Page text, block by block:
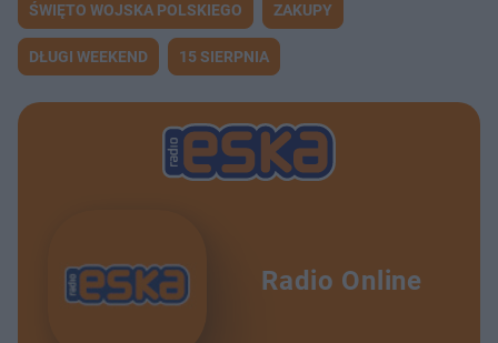
ŚWIĘTO WOJSKA POLSKIEGO ZAKUPY
DŁUGI WEEKEND 15 SIERPNIA
Radio Online